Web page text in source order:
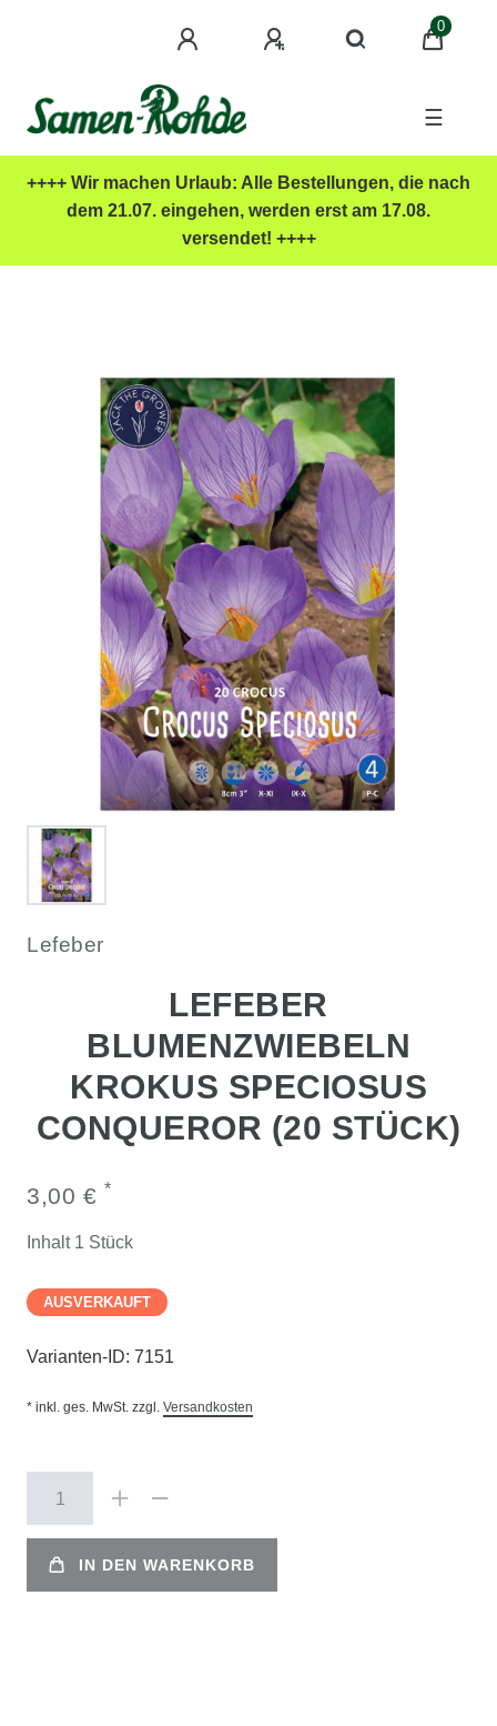
0
☰
++++ Wir machen Urlaub: Alle Bestellungen, die nach
dem 21.07. eingehen, werden erst am 17.08.
versendet! ++++
Lefeber
LEFEBER
BLUMENZWIEBELN
KROKUS SPECIOSUS
CONQUEROR (20 STÜCK)
3,00 € *
Inhalt 1 Stück
AUSVERKAUFT
Varianten-ID: 7151
* inkl. ges. MwSt. zzgl. Versandkosten
IN DEN WARENKORB